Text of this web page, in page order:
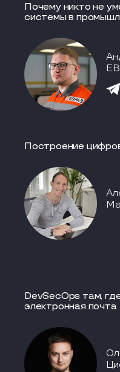
Почему никто не
системы в
Построение
DevSecOps там,
электронная почта